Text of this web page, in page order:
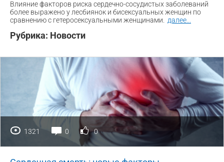
Влияние факторов риска сердечно-сосудистых заболеваний
более выражено у лесбиянок и бисексуальных женщин по
сравнению с гетеросексуальными женщинами.
далее
Рубрика: Новости
1321 0 0